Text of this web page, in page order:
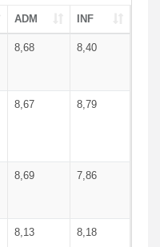
ADM INF
8,68 8,40
8,67 8,79
8,69 7,86
8,13 8,18